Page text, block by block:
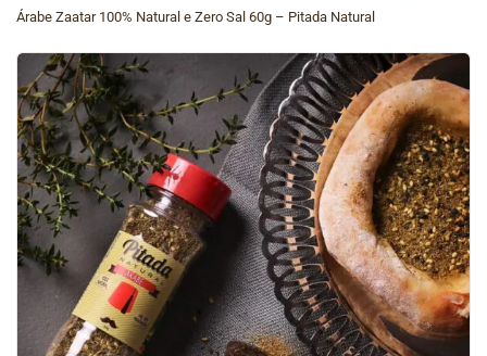
Árabe Zaatar 100% Natural e Zero Sal 60g – Pitada Natural